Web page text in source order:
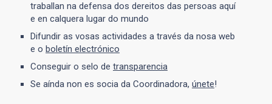
traballan na defensa dos dereitos das persoas aquí
e en calquera lugar do mundo
Difundir as vosas actividades a través da nosa web
e o boletín electrónico
Conseguir o selo de transparencia
Se aínda non es socia da Coordinadora, únete!